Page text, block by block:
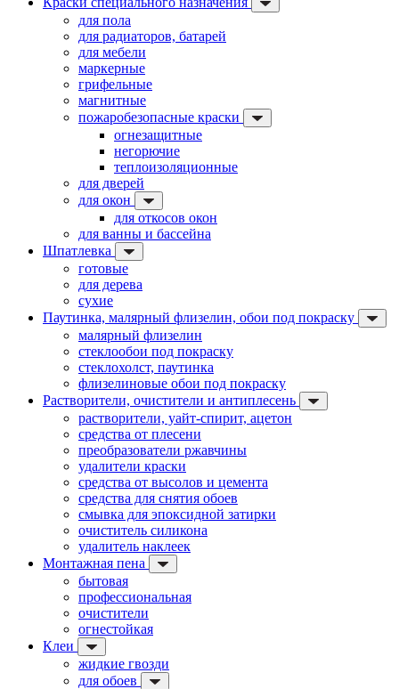
для пола
для радиаторов, батарей
для мебели
маркерные
грифельные
магнитные
пожаробезопасные краски
огнезащитные
негорючие
теплоизоляционные
для дверей
для окон
для откосов окон
для ванны и бассейна
Шпатлевка
готовые
для дерева
сухие
Паутинка, малярный флизелин, обои под покраску
малярный флизелин
стеклообои под покраску
стеклохолст, паутинка
флизелиновые обои под покраску
Растворители, очистители и антиплесень
растворители, уайт-спирит, ацетон
средства от плесени
преобразователи ржавчины
удалители краски
средства от высолов и цемента
средства для снятия обоев
смывка для эпоксидной затирки
очиститель силикона
удалитель наклеек
Монтажная пена
бытовая
профессиональная
очистители
огнестойкая
Клеи
жидкие гвозди
для обоев